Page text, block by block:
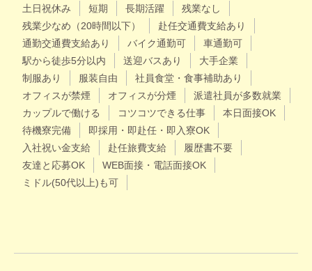
土日祝休み
短期 長期活躍
残業なし
残業少なめ（20時間以下）
赴任交通費支給あり
通勤交通費支給あり
バイク通勤可
車通勤可
駅から徒歩5分以内
送迎バスあり
大手企業
制服あり
服装自由
社員食堂・食事補助あり
オフィスが禁煙
オフィスが分煙
派遣社員が多数就業
カップルで働ける
コツコツできる仕事
本日面接OK
待機寮完備
即採用・即赴任・即入寮OK
入社祝い金支給
赴任旅費支給
履歴書不要
友達と応募OK
WEB面接・電話面接OK
ミドル(50代以上)も可